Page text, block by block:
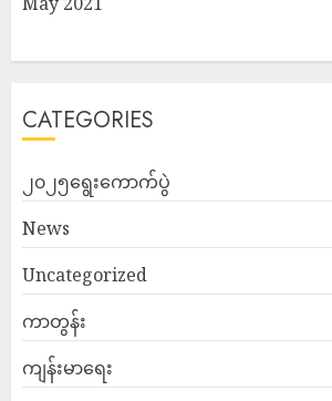
CATEGORIES
၂၀၂၅ရွေးကောက်ပွဲ
News
Uncategorized
ကာတွန်း
ကျန်းမာရေး